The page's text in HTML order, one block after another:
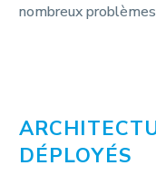
nombreux
DÉPLOYÉS